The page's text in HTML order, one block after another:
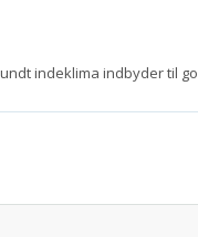
indeklima indbyder til